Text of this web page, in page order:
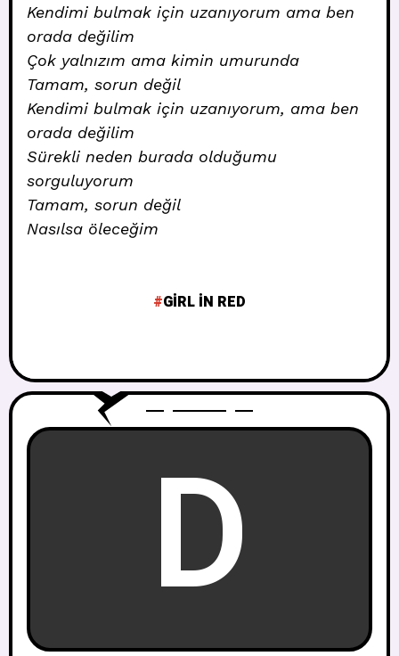
Kendimi bulmak için uzanıyorum ama ben
orada değilim
Çok yalnızım ama kimin umurunda
Tamam, sorun değil
Kendimi bulmak için uzanıyorum, ama ben
orada değilim
Sürekli neden burada olduğumu
sorguluyorum
Tamam, sorun değil
Nasılsa öleceğim
GIRL IN RED
D